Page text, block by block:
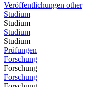
Veröffentlichungen other
Studium
Studium
Studium
Studium
Prüfungen
Forschung
Forschung
Forschung